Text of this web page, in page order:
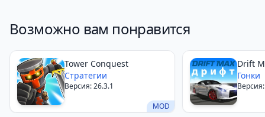
Возможно вам понравится
MOD
Tower Conquest
Стратегии
Версия: 26.3.1
Drift
Гонки